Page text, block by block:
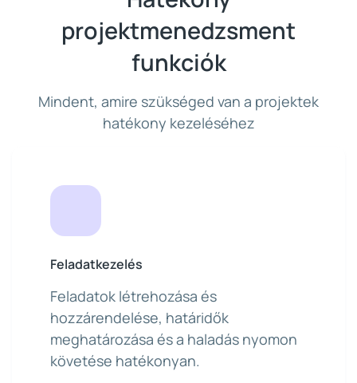
projektmenedzsment
funkciók
Mindent, amire szükséged van a projektek
hatékony kezeléséhez
Feladatkezelés
Feladatok létrehozása és
hozzárendelése, határidők
meghatározása és a haladás nyomon
követése hatékonyan.